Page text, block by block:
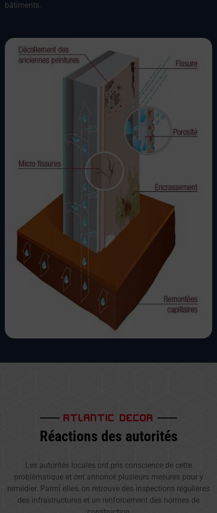
bâtiments.
ATLANTIC DECOR
Réactions des autorités
Les autorités locales ont pris conscience de cette
problématique et ont annoncé plusieurs mesures pour y
remédier. Parmi elles, on retrouve des inspections régulières
des infrastructures et un renforcement des normes de